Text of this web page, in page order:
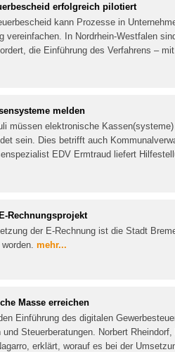
erfolgreich pilotiert
kann Prozesse in
vereinfachen. In Nordrhein-Westfalen
die Einführung des Verfahrens –
melden
müssen elektronische
sein. Dies betrifft auch
EDV Ermtraud liefert
Rechnungsprojekt
der E-Rechnung ist die Stadt
mehr...
Masse erreichen
Einführung des digitalen
Steuerberatungen. Norbert
erklärt, worauf es bei der